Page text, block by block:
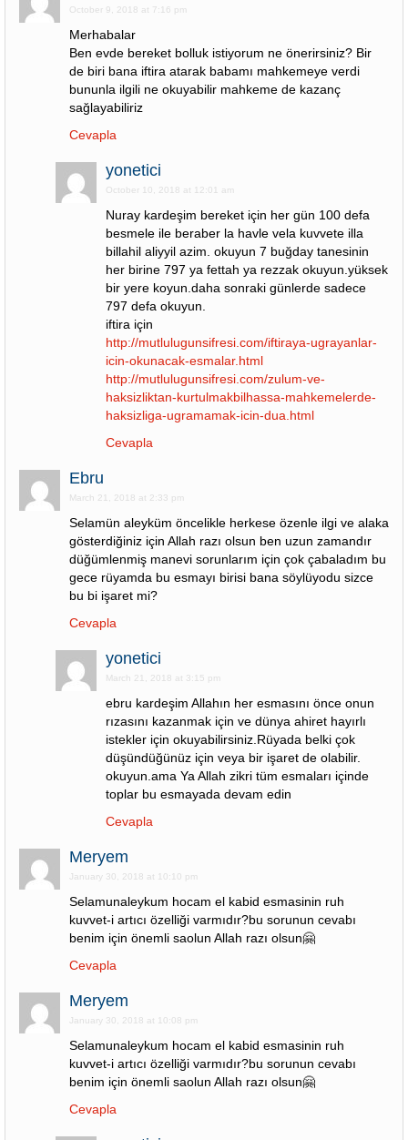
October 9, 2018 at 7:16 pm
Merhabalar
Ben evde bereket bolluk istiyorum ne önerirsiniz? Bir
de biri bana iftira atarak babamı mahkemeye verdi
bununla ilgili ne okuyabilir mahkeme de kazanç
sağlayabiliriz
Cevapla
yonetici
October 10, 2018 at 12:01 am
Nuray kardeşim bereket için her gün 100 defa
besmele ile beraber la havle vela kuvvete illa
billahil aliyyil azim. okuyun 7 buğday tanesinin
her birine 797 ya fettah ya rezzak okuyun.yüksek
bir yere koyun.daha sonraki günlerde sadece
797 defa okuyun.
iftira için
http://mutlulugunsifresi.com/iftiraya-ugrayanlar-
icin-okunacak-esmalar.html
http://mutlulugunsifresi.com/zulum-ve-
haksizliktan-kurtulmakbilhassa-mahkemelerde-
haksizliga-ugramamak-icin-dua.html
Cevapla
Ebru
March 21, 2018 at 2:33 pm
Selamün aleyküm öncelikle herkese özenle ilgi ve alaka
gösterdiğiniz için Allah razı olsun ben uzun zamandır
düğümlenmiş manevi sorunlarım için çok çabaladım bu
gece rüyamda bu esmayı birisi bana söylüyodu sizce
bu bi işaret mi?
Cevapla
yonetici
March 21, 2018 at 3:15 pm
ebru kardeşim Allahın her esmasını önce onun
rızasını kazanmak için ve dünya ahiret hayırlı
istekler için okuyabilirsiniz.Rüyada belki çok
düşündüğünüz için veya bir işaret de olabilir.
okuyun.ama Ya Allah zikri tüm esmaları içinde
toplar bu esmayada devam edin
Cevapla
Meryem
January 30, 2018 at 10:10 pm
Selamunaleykum hocam el kabid esmasinin ruh
kuvvet-i artıcı özelliği varmıdır?bu sorunun cevabı
benim için önemli saolun Allah razı olsun🤗
Cevapla
Meryem
January 30, 2018 at 10:08 pm
Selamunaleykum hocam el kabid esmasinin ruh
kuvvet-i artıcı özelliği varmıdır?bu sorunun cevabı
benim için önemli saolun Allah razı olsun🤗
Cevapla